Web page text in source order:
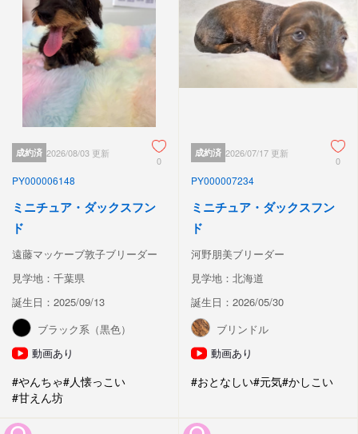
成約済 2026/08/03 更新
0
PY000006148
ミニチュア・ダックスフン
ド
遠藤マッケーブ敦子ブリーダー
見学地：千葉県
誕生日：2025/09/13
ブラック系（黒色）
動画あり
#やんちゃ#人懐っこい
#甘えん坊
成約済 2026/07/17 更新
0
PY000007234
ミニチュア・ダックスフン
ド
河野朋美ブリーダー
見学地：北海道
誕生日：2026/05/30
ブリンドル
動画あり
#おとなしい#元気#かしこい